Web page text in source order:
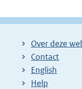
:
Over deze
Contact
English
Help